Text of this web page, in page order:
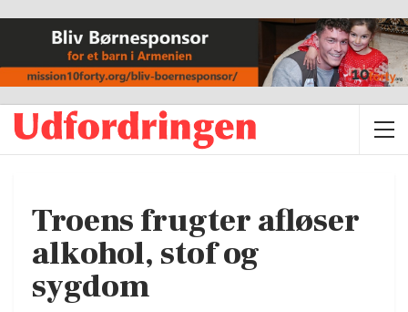
Troens frugter afløser
alkohol, stof og
sygdom